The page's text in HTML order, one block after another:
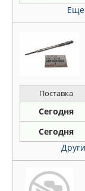
Starlet
Verso
Еще
Поставка
Сегодня
Сегодня